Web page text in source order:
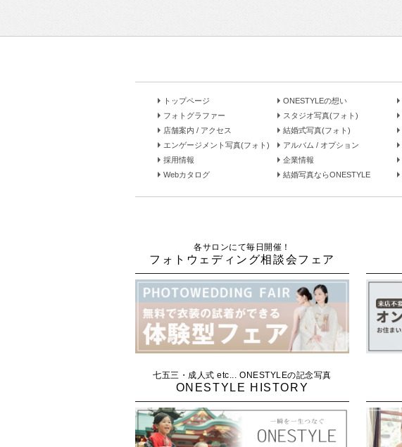
トップページ ONESTYLEの想い
フォトグラファー
スタジオ写真(フォト)
店舗案内 / アクセス
結婚式写真(フォト)
エンゲージメント写真(フォト)
アルバム / オプション
採用情報
企業情報
Webカタログ
結婚写真ならONESTYLE
各サロンにて毎日開催！
フォトウェディング相談会フェア
七五三・成人式 etc... ONESTYLEの記念写真
ONESTYLE HISTORY